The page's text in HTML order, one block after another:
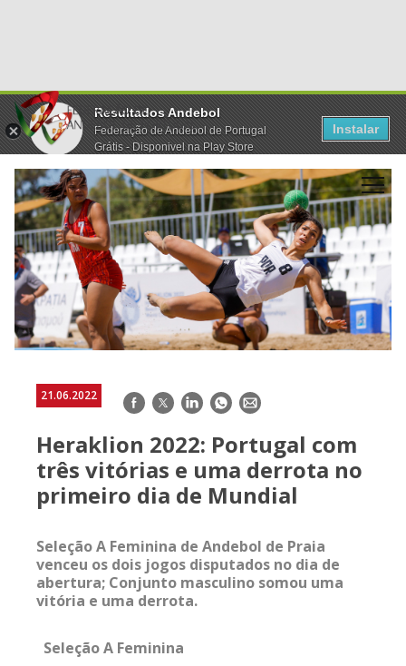
Resultados Andebol
Federação de Andebol de Portugal
Grátis - Disponivel na Play Store
Instalar
21.06.2022 Facebook
TwitterLinkedInWhatsApp
E-
Heraklion 2022: Portugal com
três vitórias e uma derrota no
primeiro dia de Mundial
Seleção A Feminina de Andebol de Praia
venceu os dois jogos disputados no dia de
abertura; Conjunto masculino somou uma
vitória e uma derrota.
Seleção A Feminina